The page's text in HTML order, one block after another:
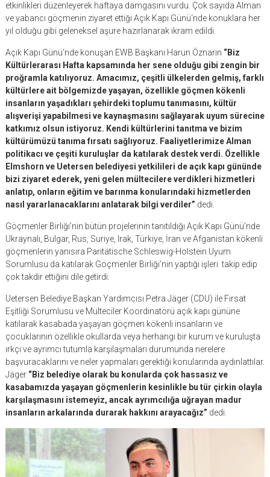
etkinlikleri düzenleyerek haftaya damgasını vurdu. Çok sayıda Alman
ve yabancı göçmenin ziyaret ettiği Açık Kapı Günü‘nde konuklara her
yıl olduğu gibi geleneksel aşure hazırlanarak ikram edildi.
Açık Kapı Günü‘nde konuşan EWB Başkanı Harun Öznarin “Biz
Kültürlerarası Hafta kapsamında her sene olduğu gibi zengin bir
proğramla katılıyoruz. Amacımız, çeşitli ülkelerden gelmiş, farklı
kültürlere ait bölgemizde yaşayan, özellikle göçmen kökenli
insanların yaşadıkları şehirdeki toplumu tanımasını, kültür
alışverişi yapabilmesi ve kaynaşmasını sağlayarak uyum sürecine
katkımız olsun istiyoruz. Kendi kültürlerini tanıtma ve bizim
kültürümüzü tanıma fırsatı sağlıyoruz. Faaliyetlerimize Alman
politikacı ve çeşiti kuruluşlar da katılarak destek verdi. Özellikle
Elmshorn ve Uetersen belediyesi yetkilileri de açık kapı gününde
bizi ziyaret ederek, yeni gelen mültecilere verdikleri hizmetleri
anlatıp, onların eğitim ve barınma konularındaki hizmetlerden
nasıl yararlanacaklarını anlatarak bilgi verdiler” dedi.
Göçmenler Birliği’nin bütün projelerinin tanıtıldığı Açık Kapı Günü’nde
Ukraynalı, Bulgar, Rus, Suriye, Irak, Türkiye, İran ve Afganistan kökenli
göçmenlerin yanısıra Paritätische Schleswig-Holstein Uyum
Sorumlusu da katılarak Göçmenler Birliği’nin yaptığı işleri takip edip
çok takdir ettiğini dile getirdi.
Uetersen Belediye Başkan Yardımcısı Petra Jäger (CDU) ile Fırsat
Eşitliği Sorumlusu ve Mülteciler Koordinatörü açık kapı gününe
katılarak kasabada yaşayan göçmen kökenli insanların ve
çocuklarının özellikle okullarda veya herhangi bir kurum ve kuruluşta
ırkçı ve ayrımcı tutumla karşılaşmaları durumunda nerelere
başvuracaklarını ve neler yapmaları gerektiği konularında aydınlattılar.
Jäger “Biz belediye olarak bu konularda çok hassasız ve
kasabamızda yaşayan göçmenlerin kesinlikle bu tür çirkin olayla
karşılaşmasını istemeyiz, ancak ayrımcılığa uğrayan madur
insanların arkalarında durarak hakkını arayacağız” dedi.